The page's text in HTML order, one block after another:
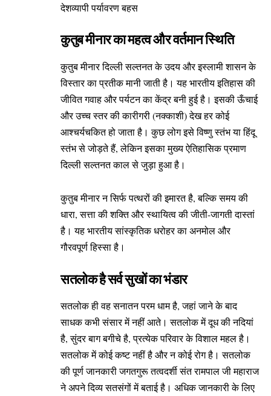
देशव्यापी पर्यावरण बहस
कुतुब मीनार का महत्व और वर्तमान स्थिति
कुतुब मीनार दिल्ली सल्तनत के उदय और इस्लामी शासन के
विस्तार का प्रतीक मानी जाती है। यह भारतीय इतिहास की
जीवित गवाह और पर्यटन का केंद्र बनी हुई है। इसकी ऊँचाई
और उच्च स्तर की कारीगरी (नक्काशी) देख हर कोई
आश्चर्यचकित हो जाता है। कुछ लोग इसे विष्णु स्तंभ या हिंदू
स्तंभ से जोड़ते हैं, लेकिन इसका मुख्य ऐतिहासिक प्रमाण
दिल्ली सल्तनत काल से जुड़ा हुआ है।
कुतुब मीनार न सिर्फ पत्थरों की इमारत है, बल्कि समय की
धारा, सत्ता की शक्ति और स्थायित्व की जीती-जागती दास्तां
है। यह भारतीय सांस्कृतिक धरोहर का अनमोल और
गौरवपूर्ण हिस्सा है।
सतलोक है सर्व सुखों का भंडार
सतलोक ही वह सनातन परम धाम है, जहां जाने के बाद
साधक कभी संसार में नहीं आते। सतलोक में दूध की नदियां
है, सुंदर बाग बगीचे है, प्रत्येक परिवार के विशाल महल है।
सतलोकमें कोई कष्ट नहीं है और न कोई रोग है। सतलोक
की पूर्ण जानकारी जगतगुरू तत्वदर्शी संत रामपाल जी महाराज
ने अपने दिव्य सतसंगों में बताई है। अधिक जानकारी के लिए